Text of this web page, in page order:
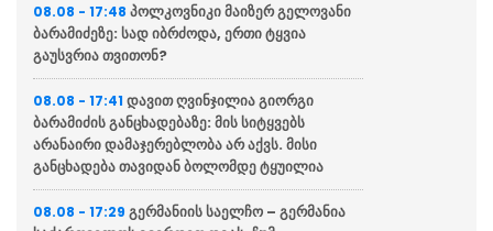
08.08 - 17:48 პოლკოვნიკი მაიზერ გელოვანი
ბარამიძეზე: სად იბრძოდა, ერთი ტყვია
გაუსვრია თვითონ?
08.08 - 17:41 დავით ღვინჯილია გიორგი
ბარამიძის განცხადებაზე: მის სიტყვებს
არანაირი დამაჯერებლობა არ აქვს. მისი
განცხადება თავიდან ბოლომდე ტყუილია
08.08 - 17:29 გერმანიის საელჩო – გერმანია